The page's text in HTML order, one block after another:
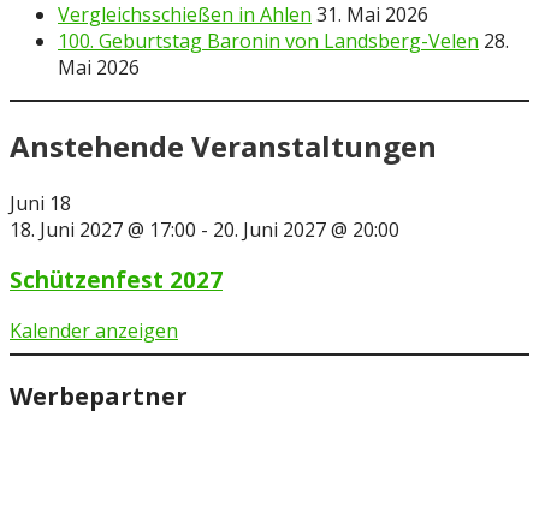
Vergleichsschießen in Ahlen 31. Mai 2026
100. Geburtstag Baronin von Landsberg-Velen 28.
Mai 2026
Anstehende Veranstaltungen
Juni 18
18. Juni 2027 @ 17:00 - 20. Juni 2027 @ 20:00
Schützenfest 2027
Kalender anzeigen
Werbepartner